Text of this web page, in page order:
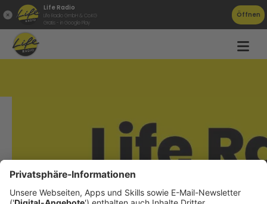
Life Radio
Life Radio GmbH & Co.KG
Gratis - in Google Play
Öffnen